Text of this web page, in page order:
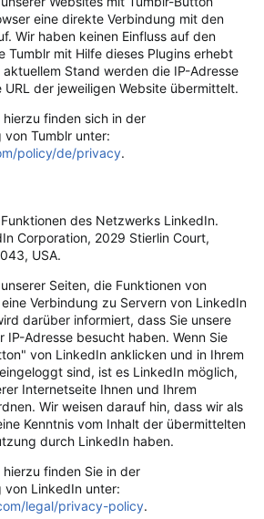
eine direkte Verbindung mit den
Wir haben keinen Einfluss auf den
Tumblr mit Hilfe dieses Plugins erhebt
Stand werden die IP-Adresse
der jeweiligen Website übermittelt.
finden sich in der
Tumblr unter:
policy/de/privacy.
des Netzwerks LinkedIn.
Corporation, 2029 Stierlin Court,
USA.
Seiten, die Funktionen von
Verbindung zu Servern von LinkedIn
darüber informiert, dass Sie unsere
IP-Adresse besucht haben. Wenn Sie
von LinkedIn anklicken und in Ihrem
sind, ist es LinkedIn möglich,
Internetseite Ihnen und Ihrem
Wir weisen darauf hin, dass wir als
Kenntnis vom Inhalt der übermittelten
durch LinkedIn haben.
finden Sie in der
von LinkedIn unter:
legal/privacy-policy.